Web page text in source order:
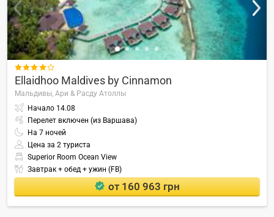

Ellaidhoo Maldives by Cinnamon
Мальдивы, Ари & Расду Атоллы
Начало 14.08
Перелет включен (из Варшава)
На 7 ночей
Цена за 2 туриста
Superior Room Ocean View
Завтрак + обед + ужин (FB)
от 160 963 грн